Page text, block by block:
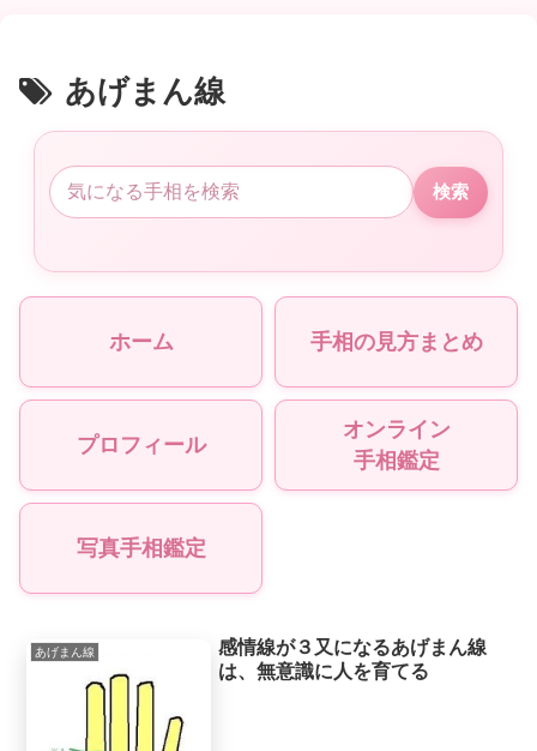
あげまん線
検索
ホーム 手相の見方まとめ
プロフィール
オンライン
手相鑑定
写真手相鑑定
あげまん線
感情線が３又になるあげまん線
は、無意識に人を育てる